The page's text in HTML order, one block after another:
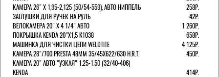
КАМЕРА 26" X 1,95-2,125 (50/54-559), АВТО НИППЕЛЬ
258Р.
ЗАГЛУШКИ ДЛЯ РУЧЕК НА РУЛЬ
42Р.
ВЕЛОКАМЕРА 20" Х 4 1/4" АВТО
1 260Р.
ПОКРЫШКА KENDA 20"Х1,5 K1038
658Р.
МАШИНКА ДЛЯ ЧИСТКИ ЦЕПИ WELDTITE
4 125Р.
КАМЕРА 28"/700 PRESTA 48ММ 35/45Х622/630 H.R.T.
450Р.
КАМЕРА 20" АВТО "УЗКАЯ" 1.25-1.50 (32/40-406)
KENDA
414Р.